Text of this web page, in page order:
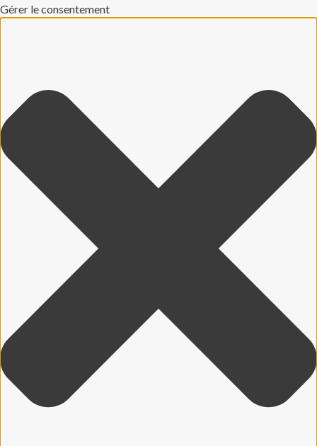
Gérer le consentement